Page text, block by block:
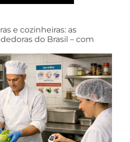
e cozinheiras: as
do Brasil – com